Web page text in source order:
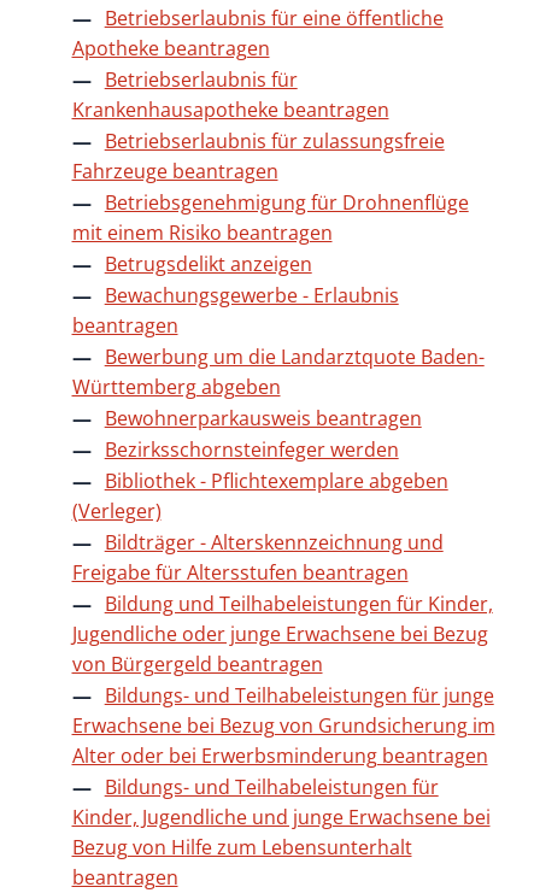
Betriebserlaubnis für eine öffentliche
Apotheke beantragen
Betriebserlaubnis für
Krankenhausapotheke beantragen
Betriebserlaubnis für zulassungsfreie
Fahrzeuge beantragen
Betriebsgenehmigung für Drohnenflüge
mit einem Risiko beantragen
Betrugsdelikt anzeigen
Bewachungsgewerbe - Erlaubnis
beantragen
Bewerbung um die Landarztquote Baden-
Württemberg abgeben
Bewohnerparkausweis beantragen
Bezirksschornsteinfeger werden
Bibliothek - Pflichtexemplare abgeben
(Verleger)
Bildträger - Alterskennzeichnung und
Freigabe für Altersstufen beantragen
Bildung und Teilhabeleistungen für Kinder,
Jugendliche oder junge Erwachsene bei Bezug
von Bürgergeld beantragen
Bildungs- und Teilhabeleistungen für junge
Erwachsene bei Bezug von Grundsicherung im
Alter oder bei Erwerbsminderung beantragen
Bildungs- und Teilhabeleistungen für
Kinder, Jugendliche und junge Erwachsene bei
Bezug von Hilfe zum Lebensunterhalt
beantragen